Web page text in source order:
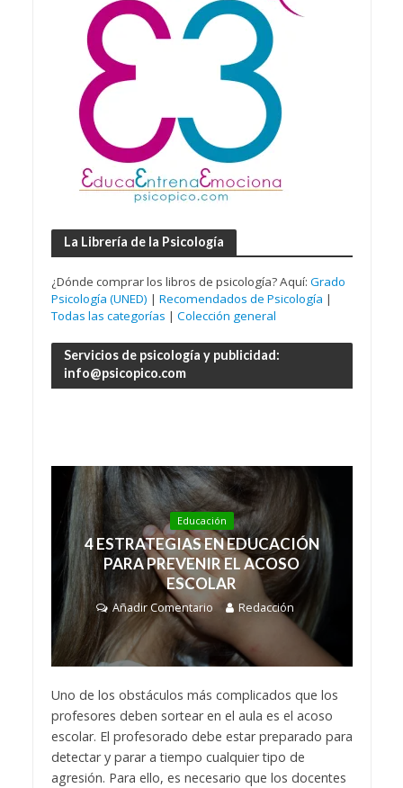
La Librería de la Psicología
¿Dónde comprar los libros de psicología? Aquí: Grado
Psicología (UNED) | Recomendados de Psicología |
Todas las categorías | Colección general
Servicios de psicología y publicidad:
info@psicopico.com
Educación
4 ESTRATEGIAS EN EDUCACIÓN
PARA PREVENIR EL ACOSO
ESCOLAR
Añadir Comentario Redacción
Uno de los obstáculos más complicados que los
profesores deben sortear en el aula es el acoso
escolar. El profesorado debe estar preparado para
detectar y parar a tiempo cualquier tipo de
agresión. Para ello, es necesario que los docentes